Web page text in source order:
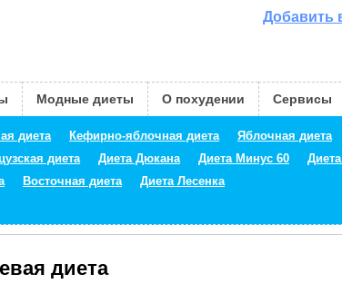
Добавить
диета Кефирно-яблочная диета Яблочная диета
диета Диета Дюкана Диета Минус 60
Восточная диета Диета Лесенка
Модные диеты О похудении Сервисы
диета